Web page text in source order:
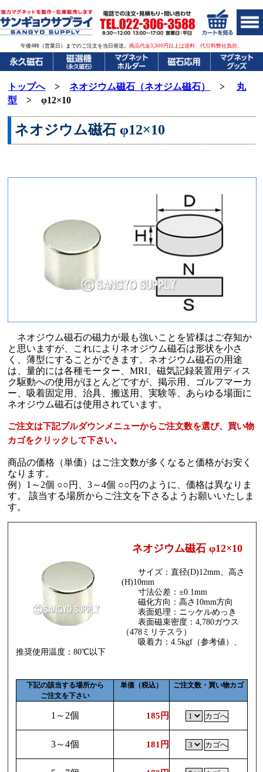
午後4時（営業日）までのご注文を当日発送。 商品代金3,300円以上は送料、代引料弊社負担。
トップへ>ネオジウム磁石（ネオジム磁石） > 丸
型 > φ12×10
ネオジウム磁石 φ12×10
ネオジウム磁石の磁力が最も強いことを皆様はご存知か
と思いますが、これによりネオジウム磁石は形状を小さ
く、薄型にすることができます。ネオジウム磁石の用途
は、量的には各種モーター、MRI、磁気記録装置用ディス
ク駆動への使用がほとんどですが、掲示用、ゴルフマーカ
ー、吸着固定用、治具、搬送用、実験等、あらゆる場面に
ネオジウム磁石は使用されています。
ご注文は下記プルダウンメニューからご注文数を選び、買い物
カゴをクリックして下さい。
商品の価格（単価）はご注文数が多くなると価格がお安く
なります。
例）1～2個 ○○円、3～4個 ○○円のように、価格は異なりま
す。 該当する場所からご注文を下さるようお願いいたしま
す。
ネオジウム磁石 φ12×10
サイズ：直径(D)12mm、高さ
(H)10mm
寸法公差：±0.1mm
磁化方向：高さ10mm方向
表面処理：ニッケルめっき
表面磁束密度：4,780ガウス
（478ミリテスラ）
吸着力：4.5kgf（参考値）、
推奨使用温度：80℃以下
下記の該当する場所から
ご注文を下さい
単価（税込） ご注文数・買い物カゴ
1～2個 185円
3～4個 181円